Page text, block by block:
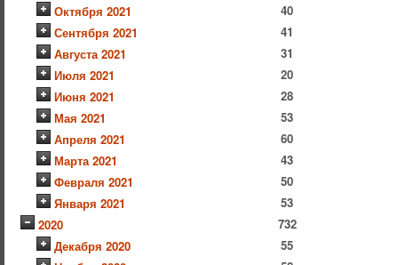
Октября 2021
40
Сентября 2021
41
Августа 2021
31
Июля 2021
20
Июня 2021
28
Мая 2021
53
Апреля 2021
60
Марта 2021
43
Февраля 2021
50
Января 2021
53
2020
732
Декабря 2020
55